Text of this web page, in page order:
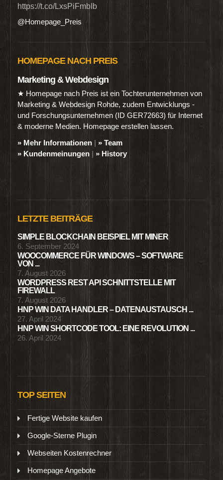
https://t.co/LxsPiFmbIb
@Homepage_Preis
HOMEPAGE NACH PREIS
Marketing & Webdesign
★ Homepage nach Preis ist ein Tochterunternehmen von
Marketing & Webdesign Rohde, zudem Entwicklungs -
und Forschungsunternehmen (ID GER72663) für Internet
& moderne Medien. Homepage erstellen lassen.
» Mehr Informationen | » Team
» Kundenmeinungen | » History
LETZTE BEITRÄGE
SIMPLE BLOCKCHAIN BEISPIEL MIT MINER
6. September 2024
WOOCOMMERCE FÜR WINDOWS – SOFTWARE
VON ...
7. August 2026
WORDPRESS REST API SCHNITTSTELLE MIT
FIREWALL
7. August 2026
HNP WIN DATA HANDLER – DATENAUSTAUSCH ...
27. April 2024
HNP WIN SHORTCODE TOOL: EINE REVOLUTION ...
26. April 2024
TOP SEITEN
Fertige Website kaufen
Google-Sterne Plugin
Webseiten Kostenrechner
Homepage Angebote